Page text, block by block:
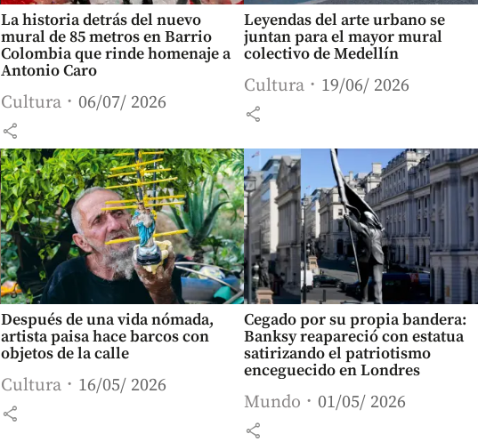
La historia detrás del nuevo
mural de 85 metros en Barrio
Colombia que rinde homenaje a
Antonio Caro
Cultura 06/07/ 2026
share
Leyendas del arte urbano se
juntan para el mayor mural
colectivo de Medellín
Cultura 19/06/ 2026
share
Después de una vida nómada,
artista paisa hace barcos con
objetos de la calle
Cultura 16/05/ 2026
share
Cegado por su propia bandera:
Banksy reapareció con estatua
satirizando el patriotismo
enceguecido en Londres
Mundo 01/05/ 2026
share